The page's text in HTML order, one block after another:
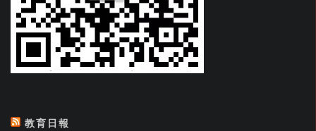
教育日報